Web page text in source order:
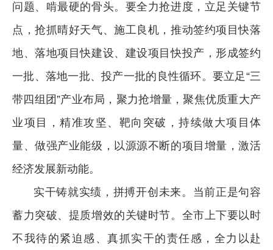
问题、啃最硬的骨头。要全力抢进度，立足关键节
点，抢抓晴好天气、施工良机，推动签约项目快落
地、落地项目快建设、建设项目快投产，形成签约
一批、落地一批、投产一批的良性循环。要立足“三
带四组团”产业布局，聚力抢增量，聚焦优质重大产
业项目，精准攻坚、靶向突破，持续做大项目体
量、做强产业能级，以源源不断的项目增量，激活
经济发展新动能。
实干铸就实绩，拼搏开创未来。当前正是句容
蓄力突破、提质增效的关键时节。全市上下要以时
不我待的紧迫感、真抓实干的责任感，全力以赴